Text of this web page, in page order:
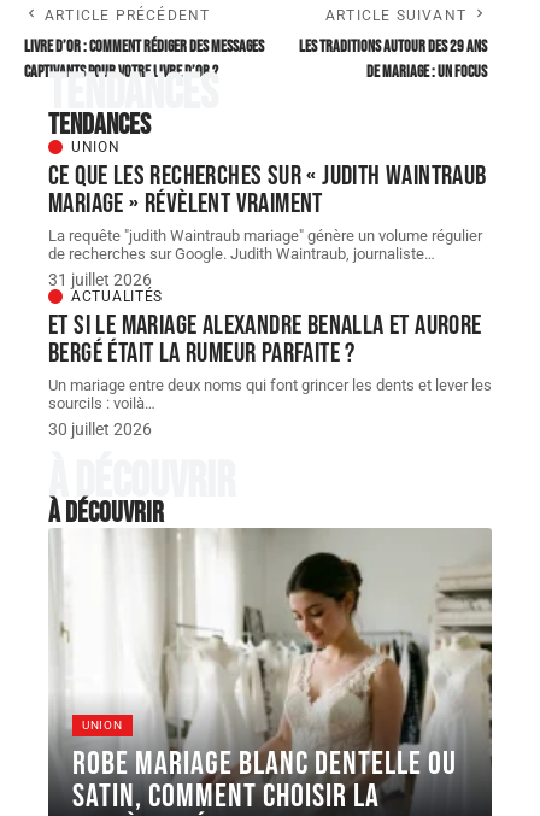
ARTICLE PRÉCÉDENT
Livre d’or : comment rédiger des messages
captivants pour votre livre d’or ?
ARTICLE SUIVANT
Les traditions autour des 29 ans
de mariage : un focus
Tendances
Tendances
UNION
Ce que les recherches sur « judith Waintraub
mariage » révèlent vraiment
La requête "judith Waintraub mariage" génère un volume régulier
de recherches sur Google. Judith Waintraub, journaliste…
31 juillet 2026
ACTUALITÉS
Et si le Mariage Alexandre Benalla et Aurore
Bergé était la rumeur parfaite ?
Un mariage entre deux noms qui font grincer les dents et lever les
sourcils : voilà…
30 juillet 2026
À découvrir
À découvrir
UNION
Robe Mariage blanc dentelle ou
satin, comment choisir la